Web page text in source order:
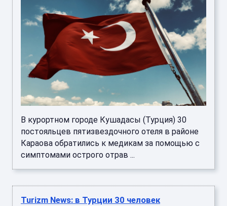
В курортном городе Кушадасы (Турция) 30
постояльцев пятизвездочного отеля в районе
Караова обратились к медикам за помощью с
симптомами острого отрав ...
Turizm News: в Турции 30 человек